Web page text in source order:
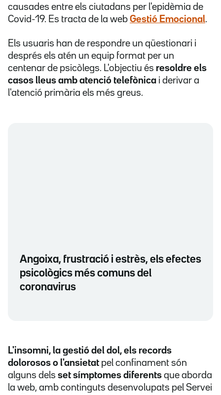
causades entre els ciutadans per l'epidèmia de
Covid-19. Es tracta de la web Gestió Emocional.
Els usuaris han de respondre un qüestionari i
després els atén un equip format per un
centenar de psicòlegs. L'objectiu és resoldre els
casos lleus amb atenció telefònica i derivar a
l'atenció primària els més greus.
Angoixa, frustració i estrès, els efectes
psicològics més comuns del
coronavirus
L'insomni, la gestió del dol, els records
dolorosos o l'ansietat pel confinament són
alguns dels set símptomes diferents que aborda
la web, amb continguts desenvolupats pel Servei